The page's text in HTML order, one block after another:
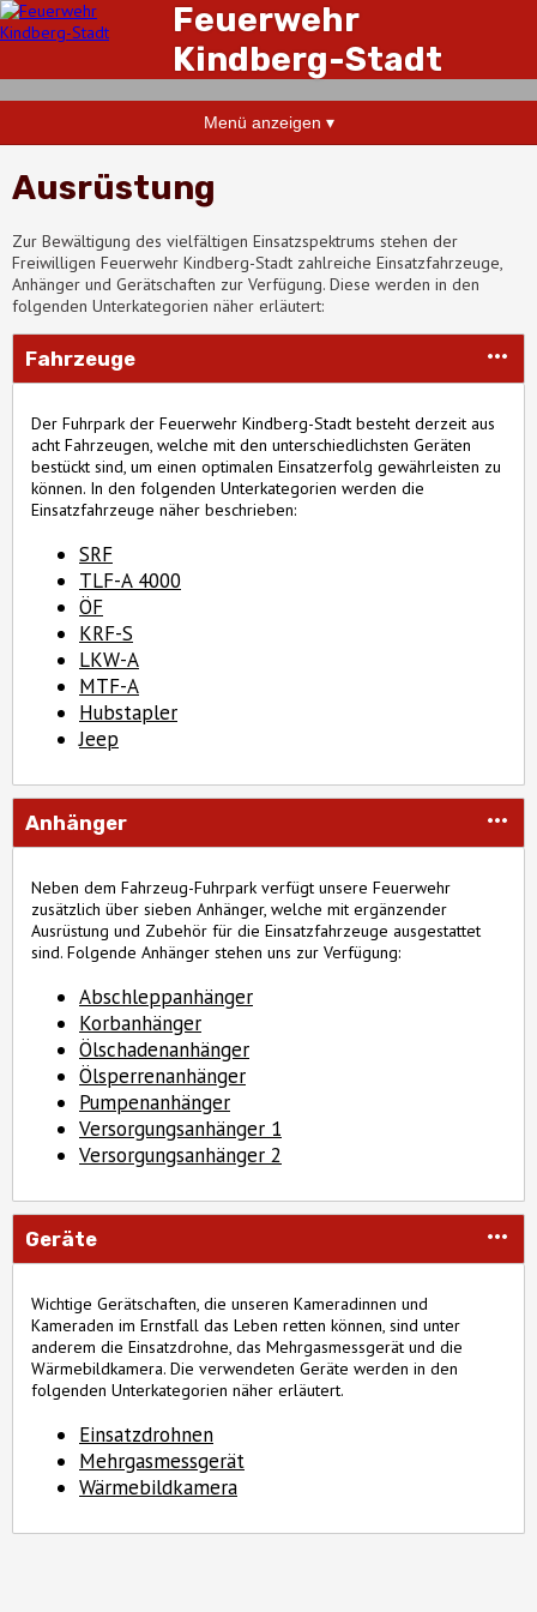
Feuerwehr
Kindberg-Stadt
Menü anzeigen ▾
Ausrüstung
Zur Bewältigung des vielfältigen Einsatzspektrums stehen der
Freiwilligen Feuerwehr Kindberg-Stadt zahlreiche Einsatzfahrzeuge,
Anhänger und Gerätschaften zur Verfügung. Diese werden in den
folgenden Unterkategorien näher erläutert:
Fahrzeuge
Der Fuhrpark der Feuerwehr Kindberg-Stadt besteht derzeit aus
acht Fahrzeugen, welche mit den unterschiedlichsten Geräten
bestückt sind, um einen optimalen Einsatzerfolg gewährleisten zu
können. In den folgenden Unterkategorien werden die
Einsatzfahrzeuge näher beschrieben:
SRF
TLF-A 4000
ÖF
KRF-S
LKW-A
MTF-A
Hubstapler
Jeep
Anhänger
Neben dem Fahrzeug-Fuhrpark verfügt unsere Feuerwehr
zusätzlich über sieben Anhänger, welche mit ergänzender
Ausrüstung und Zubehör für die Einsatzfahrzeuge ausgestattet
sind. Folgende Anhänger stehen uns zur Verfügung:
Abschleppanhänger
Korbanhänger
Ölschadenanhänger
Ölsperrenanhänger
Pumpenanhänger
Versorgungsanhänger 1
Versorgungsanhänger 2
Geräte
Wichtige Gerätschaften, die unseren Kameradinnen und
Kameraden im Ernstfall das Leben retten können, sind unter
anderem die Einsatzdrohne, das Mehrgasmessgerät und die
Wärmebildkamera. Die verwendeten Geräte werden in den
folgenden Unterkategorien näher erläutert.
Einsatzdrohnen
Mehrgasmessgerät
Wärmebildkamera